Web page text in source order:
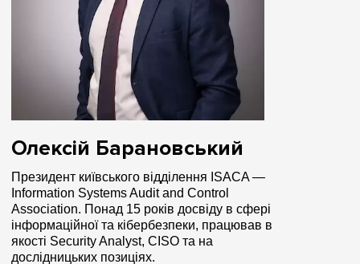
Олексій Барановський
Президент київського відділення ISACA —
Information Systems Audit and Control
Association. Понад 15 років досвіду в сфері
інформаційної та кібербезпеки, працював в
якості Security Analyst, CISO та на
дослідницьких позиціях.